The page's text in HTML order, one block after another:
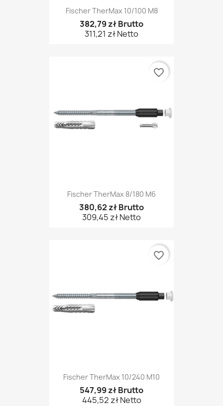
Fischer TherMax 10/100 M8
382,79 zł Brutto
311,21 zł Netto
Fischer TherMax 8/180 M6
380,62 zł Brutto
309,45 zł Netto
favorite_border
Fischer TherMax 10/240 M10
547,99 zł Brutto
445,52 zł Netto
favorite_border